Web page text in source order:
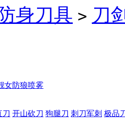
身刀具 > 刀
女防狼喷雾
刀 开山砍刀 狗腿刀 刺刀军刺 极品